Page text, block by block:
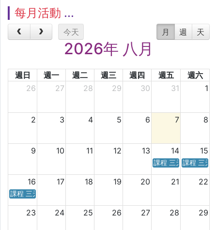
每月活動
今天 月 週 天
2026年 八月
週日 週一 週二 週三 週四 週五
週六
26
27 28 29 30 31 1
2 3 4 5 6 7 8
9 10 11 12 13 14 15
課程 三天／六天 時
課程 三天
16 17 18 19 20 21 22
課程 三天／六天 時間表
23 24 25 26 27 28 29